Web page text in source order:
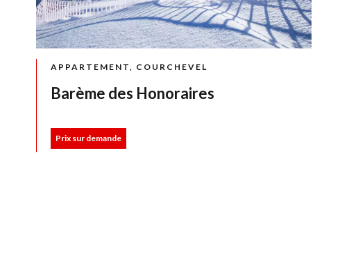
APPARTEMENT, COURCHEVEL
Barème des Honoraires
Prix sur demande